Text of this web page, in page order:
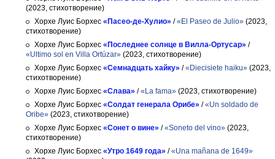
(2023, стихотворение)
Хорхе Луис Борхес «Пасео-де-Хулио» /«El Paseo de Julio» (2023,
стихотворение)
Хорхе Луис Борхес «Последнее солнце в Вилла-Ортусар» /
«Ultimo sol en Villa Ortúzar» (2023, стихотворение)
Хорхе Луис Борхес «Семнадцать хайку» /«Diecisiete haiku» (2023,
стихотворение)
Хорхе Луис Борхес «Слава» /«La fama» (2023, стихотворение)
Хорхе Луис Борхес «Солдат генерала Орибе» /«Un soldado de
Oribe» (2023, стихотворение)
Хорхе Луис Борхес «Сонет о вине» /«Soneto del vino» (2023,
стихотворение)
Хорхе Луис Борхес «Утро 1649 года» /«Una mañana de 1649»